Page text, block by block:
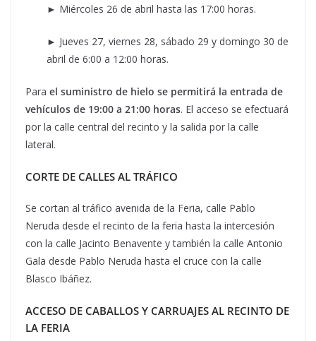
► Miércoles 26 de abril hasta las 17:00 horas.
► Jueves 27, viernes 28, sábado 29 y domingo 30 de
abril de 6:00 a 12:00 horas.
Para el suministro de hielo se permitirá la entrada de
vehículos de 19:00 a 21:00 horas. El acceso se efectuará
por la calle central del recinto y la salida por la calle
lateral.
CORTE DE CALLES AL TRÁFICO
Se cortan al tráfico avenida de la Feria, calle Pablo
Neruda desde el recinto de la feria hasta la intercesión
con la calle Jacinto Benavente y también la calle Antonio
Gala desde Pablo Neruda hasta el cruce con la calle
Blasco Ibáñez.
ACCESO DE CABALLOS Y CARRUAJES AL RECINTO DE
LA FERIA